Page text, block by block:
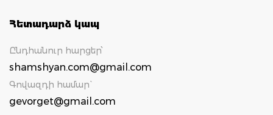
Հետադարձ կապ
Ընդհանուր հարցեր՝
shamshyan.com@gmail.com
Գովազդի համար`
gevorget@gmail.com